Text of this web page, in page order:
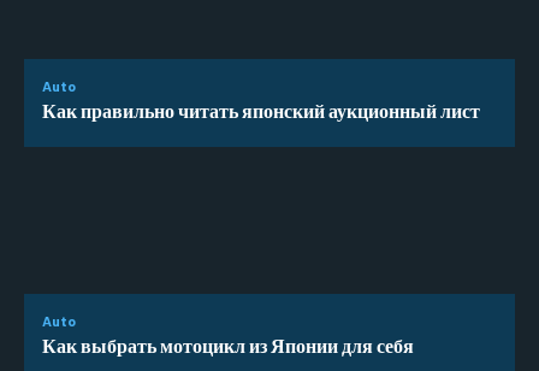
Auto
Как правильно читать японский аукционный лист
Auto
Как выбрать мотоцикл из Японии для себя